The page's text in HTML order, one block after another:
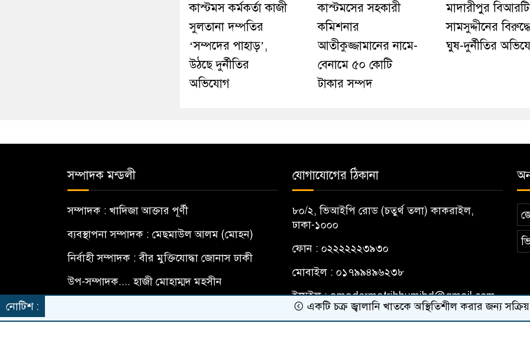
কাস্টমস কর্মকর্তা কাজী
সুলতানা দম্পতির
‘সম্পদের পাহাড়’,
উঠছে দুর্নীতির
অভিযোগ
কাস্টমসের সহকারী
কমিশনার
আতীকুজ্জামানের নামে-
বেনামে ৫০ কোটি
টাকার সম্পদ
মাদারীপুর
সামসুদ্দীনের
ঘুষ-দুর্নীতির
সম্পাদক মন্ডলী
সম্পাদক : খাদিজা আক্তার পূর্ণী
ব্যবস্থাপনা সম্পাদক : মেছমাউল আলম (মোহন)
নির্বাহী সম্পাদক : বীর মুক্তিযোদ্ধা জোনাস ঢাকী
উপ-সম্পাদক.... হাজী মোহাম্মদ মহসীন
যোগাযোগের ঠিকানা
৮০/২, ভিআইপি রোড (চতুর্থ তলা) কাকরাইল,
ঢাকা-১০০০
ফোন : ০২২২২২২৩৯৩০
মোবাইল : ০১৭৯৯৪৯৬২৩৮
ইমেইল :amadermatribhumibd@gmail.com
নোটিশ : একটি চক্র জ্বালানি খাতকে অস্থিতিশীল করার জন্য সক্রিয়: